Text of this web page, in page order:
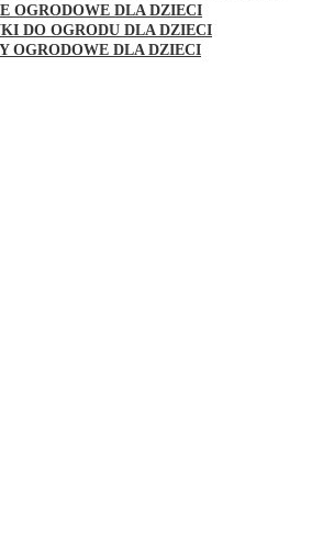
OGRODOWE DLA DZIECI
DO OGRODU DLA DZIECI
OGRODOWE DLA DZIECI